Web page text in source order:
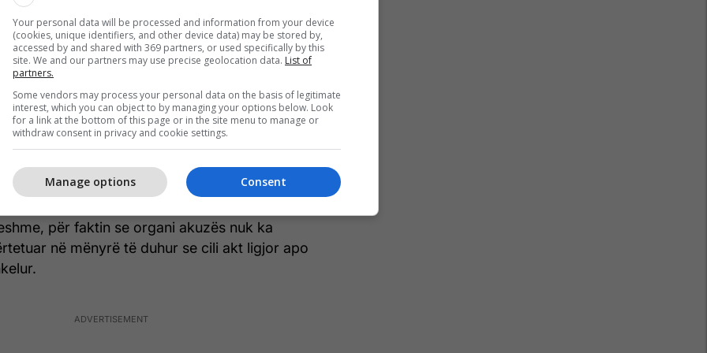
të procedurës penale.
së shkallës se parë nuk përmban shkelje
të procedurës penale, edhe pse prokurori
specifikisht ndonjë dispozitë për shkelje
e ankesës. Kolegji çmon se dispozitivi i
kuptueshëm, në të nuk ekzistojnë kundërthënie
arsyet e tij, është i qartë dhe konkret”, thuhet
“Betimi për Drejtësi”.
është vlerësuar se pretendimet e prokurorit
për faktin se organi akuzës nuk ka
në mënyrë të duhur se cili akt ligjor apo
Your personal data will be processed and information from your device
(cookies, unique identifiers, and other device data) may be stored by,
accessed by and shared with 369 partners, or used specifically by this
site. We and our partners may use precise geolocation data. List of
partners.
Some vendors may process your personal data on the basis of legitimate
interest, which you can object to by managing your options below. Look
for a link at the bottom of this page or in the site menu to manage or
withdraw consent in privacy and cookie settings.
Consent
Manage options